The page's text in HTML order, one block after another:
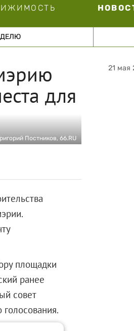
для
Постников, 66.RU
площадки
ранее
совет
21 мая